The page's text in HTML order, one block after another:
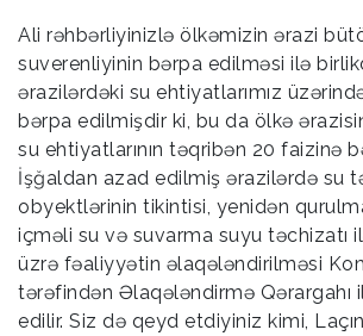
Ali rəhbərliyinizlə ölkəmizin ərazi
suverenliyinin bərpa edilməsi ilə
ərazilərdəki su ehtiyatlarımız
bərpa edilmişdir ki, bu da ölkə
su ehtiyatlarının təqribən 20 faizinə
İşğaldan azad edilmiş ərazilərdə su
obyektlərinin tikintisi, yenidən
içməli su və suvarma suyu təchizatı
üzrə fəaliyyətin əlaqələndirilməsi
tərəfindən Əlaqələndirmə Qərargahı
edilir. Siz də qeyd etdiyiniz kimi,